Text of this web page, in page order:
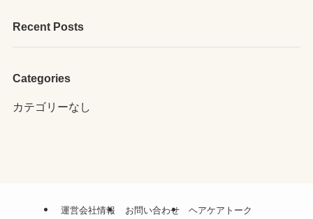
Recent Posts
Categories
カテゴリーなし
運営会社情報 お問い合わせ ヘアケアトーク